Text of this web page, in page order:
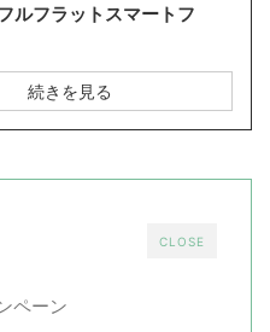
ルフラットスマートフ
続きを見る
CLOSE
ペーン